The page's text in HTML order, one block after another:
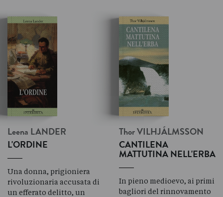
Leena LANDER
L'ORDINE
Una donna, prigioniera
rivoluzionaria accusata di
un efferato delitto, un
Thor VILHJÁLMSSON
CANTILENA
MATTUTINA NELL'ERBA
In pieno medioevo, ai primi
bagliori del rinnovamento